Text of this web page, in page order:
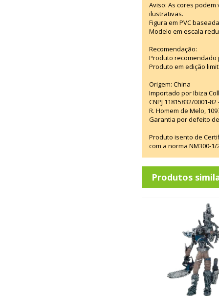
Aviso: As cores
ilustrativas.
Figura em PVC
Modelo em escala
Recomendação:
Produto recomendado
Produto em edição
Origem: China
Importado por Ibiza
CNPJ 11815832/0001-
R. Homem de Melo,
Garantia por defeito
Produto isento de
com a norma NM300-
Produtos